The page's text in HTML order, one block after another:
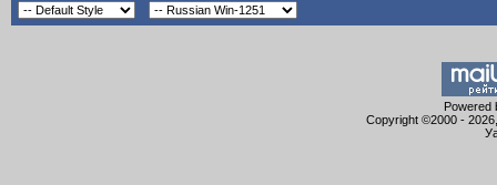
Powered
Copyright ©2000 -